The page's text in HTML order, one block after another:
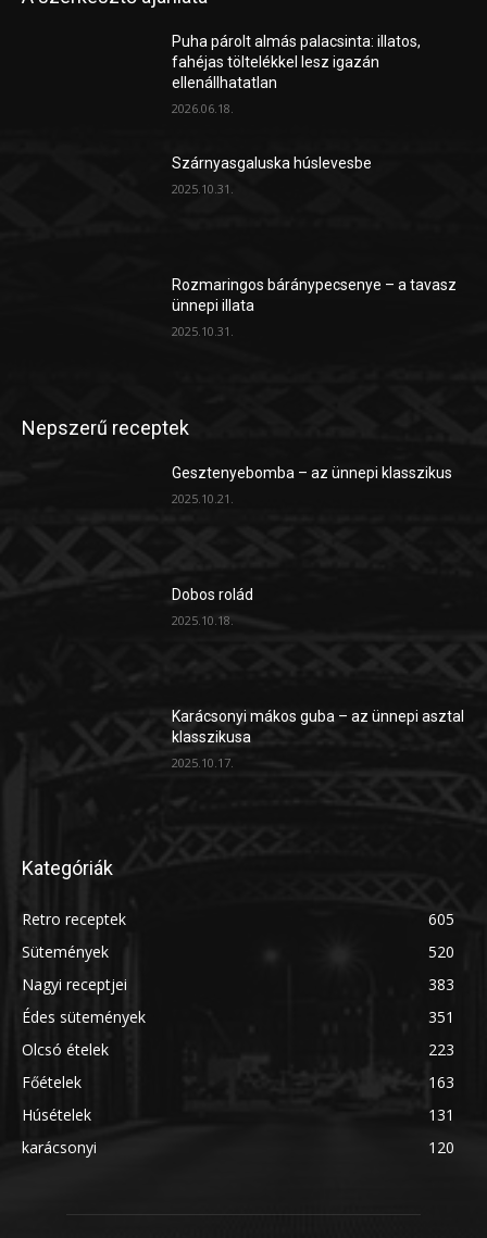
Puha párolt almás palacsinta: illatos,
fahéjas töltelékkel lesz igazán
ellenállhatatlan
2026.06.18.
Szárnyasgaluska húslevesbe
2025.10.31.
Rozmaringos báránypecsenye – a tavasz
ünnepi illata
2025.10.31.
Nepszerű receptek
Gesztenyebomba – az ünnepi klasszikus
2025.10.21.
Dobos rolád
2025.10.18.
Karácsonyi mákos guba – az ünnepi asztal
klasszikusa
2025.10.17.
Kategóriák
Retro receptek
605
Sütemények
520
Nagyi receptjei
383
Édes sütemények
351
Olcsó ételek
223
Főételek
163
Húsételek
131
karácsonyi
120